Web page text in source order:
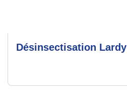
Désinsectisation Lardy